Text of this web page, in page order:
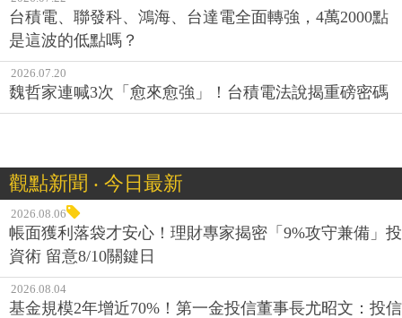
台積電、聯發科、鴻海、台達電全面轉強，4萬2000點
是這波的低點嗎？
2026.07.20
魏哲家連喊3次「愈來愈強」！台積電法說揭重磅密碼
觀點新聞 ‧ 今日最新
2026.08.06
帳面獲利落袋才安心！理財專家揭密「9%攻守兼備」投
資術 留意8/10關鍵日
2026.08.04
基金規模2年增近70%！第一金投信董事長尤昭文：投信